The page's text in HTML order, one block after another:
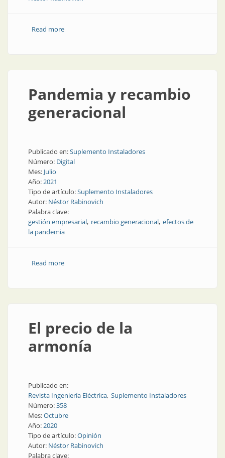
Read moreabout ¿Cómo sabemos si ganamos o perdemos?
Pandemia y recambio
generacional
Publicado en:Suplemento Instaladores
Número: Digital
Mes: Julio
Año:2021
Tipo de artículo:Suplemento Instaladores
Autor: Néstor Rabinovich
Palabra clave:
gestión empresarial recambio generacional efectos de
la pandemia
Read moreabout Pandemia y recambio generacional
El precio de la
armonía
Publicado en:
Revista Ingeniería Eléctrica Suplemento Instaladores
Número:358
Mes:Octubre
Año:2020
Tipo de artículo:Opinión
Autor: Néstor Rabinovich
Palabra clave: